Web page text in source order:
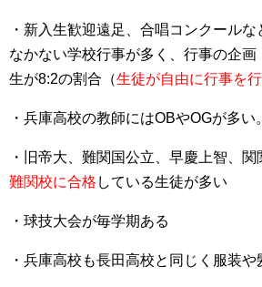
・新入生歓迎遠足、合唱コンクール
なかない学校行事が多く、行事の企
生が8:2の割合（生徒が自由に行事を
・兵庫高校の教師にはOBやOGが多い。
・旧帝大、難関国公立、早慶上智、
難関校に合格 している生徒が多い
・球技大会が毎学期ある
・兵庫高校も長田高校と同じく服装